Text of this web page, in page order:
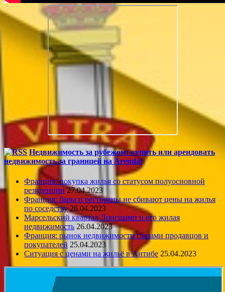
Недвижимость за рубежом: купить или арендовать
недвижимость за границей на Arendal
Франция: покупка жилья со статусом полуосновной
резиденции 27.04.2023
Франция: бары и рестораны не сбивают цены на жилья
по соседству 26.04.2023
Марсельский квартал Лонгшамп и его жилая
недвижимость 26.04.2023
Франция: рынок недвижимости глазами продавцов и
покупателей 25.04.2023
Ситуация с ценами на жильё в Антибе 25.04.2023